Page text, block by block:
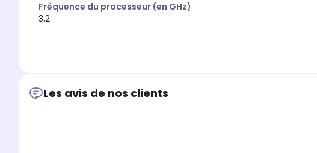
Fréquence du processeur (en GHz)
3.2
Les avis de nos clients